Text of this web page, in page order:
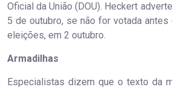
Oficial da União (DOU). Heckert
5 de outubro, se não for votada
eleições, em 2 outubro.
Armadilhas
Especialistas dizem que o texto da